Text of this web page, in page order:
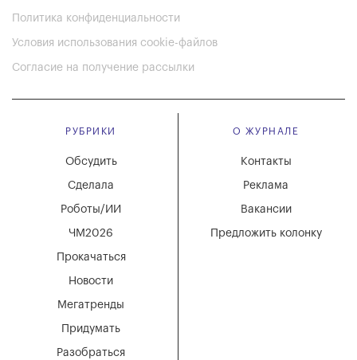
Политика конфиденциальности
Условия использования cookie-файлов
Согласие на получение рассылки
РУБРИКИ
Мегатренды
Придумать
Разобраться
Новости
Обсудить
Сделала
Роботы/ИИ
ЧМ2026
Прокачаться
О ЖУРНАЛЕ
Вакансии
Реклама
Контакты
Предложить колонку